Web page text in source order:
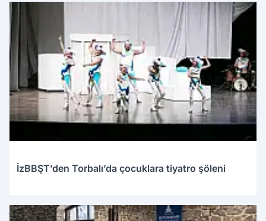
İzBBŞT’den Torbalı’da çocuklara tiyatro şöleni